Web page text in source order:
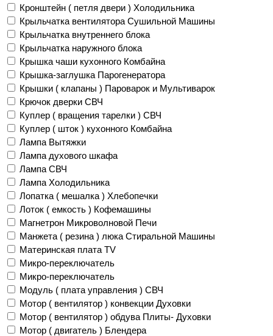
Кронштейн ( петля двери ) Холодильника
Крыльчатка вентилятора Сушильной Машины
Крыльчатка внутреннего блока
Крыльчатка наружного блока
Крышка чаши кухонного Комбайна
Крышка-заглушка Парогенератора
Крышки ( клапаны ) Пароварок и Мультиварок
Крючок дверки СВЧ
Куплер ( вращения тарелки ) СВЧ
Куплер ( шток ) кухонного Комбайна
Лампа Вытяжки
Лампа духового шкафа
Лампа СВЧ
Лампа Холодильника
Лопатка ( мешалка ) Хлебопечки
Лоток ( емкость ) Кофемашины
Магнетрон Микроволновой Печи
Манжета ( резина ) люка Стиральной Машины
Материнская плата TV
Микро-переключатель
Микро-переключатель
Модуль ( плата управления ) СВЧ
Мотор ( вентилятор ) конвекции Духовки
Мотор ( вентилятор ) обдува Плиты- Духовки
Мотор ( двигатель ) Блендера